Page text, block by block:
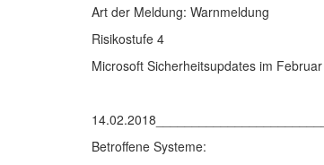
Art der Meldung: Warnmeldung
Risikostufe 4
Microsoft Sicherheitsupdates im
Betroffene Systeme: